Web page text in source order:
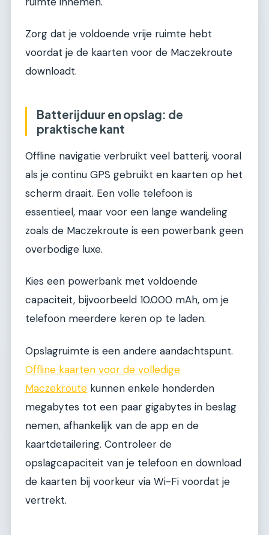
Zorg dat je voldoende vrije ruimte hebt
voordat je de kaarten voor de Maczekroute
downloadt.
Batterijduur en opslag: de
praktische kant
Offline navigatie verbruikt veel batterij, vooral
als je continu GPS gebruikt en kaarten op het
scherm draait. Een volle telefoon is
essentieel, maar voor een lange wandeling
zoals de Maczekroute is een powerbank geen
overbodige luxe.
Kies een powerbank met voldoende
capaciteit, bijvoorbeeld 10.000 mAh, om je
telefoon meerdere keren op te laden.
Opslagruimte is een andere aandachtspunt.
Offline kaarten voor de volledige
Maczekroute kunnen enkele honderden
megabytes tot een paar gigabytes in beslag
nemen, afhankelijk van de app en de
kaartdetailering. Controleer de
opslagcapaciteit van je telefoon en download
de kaarten bij voorkeur via Wi-Fi voordat je
vertrekt.